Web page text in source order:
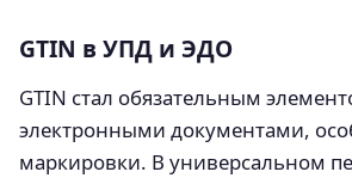
GTIN в УПД и ЭДО
GTIN стал обязательным
электронными документами,
маркировки. В универсальном